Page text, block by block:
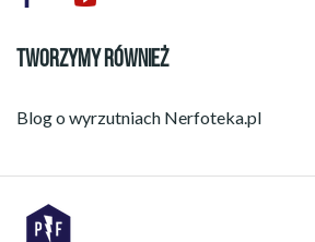
TWORZYMY RÓWNIEŻ
Blog o wyrzutniach Nerfoteka.pl